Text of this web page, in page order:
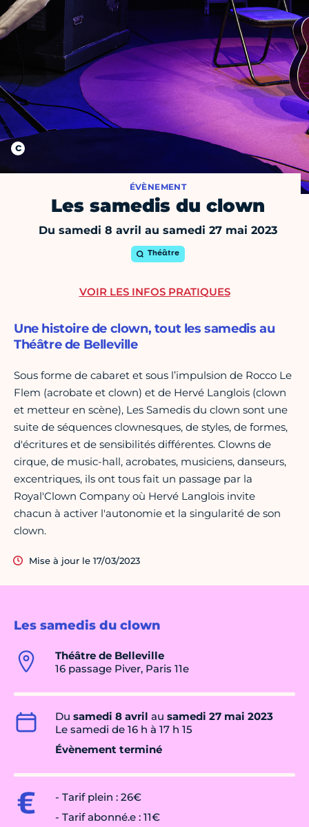
ÉVÈNEMENT
Les samedis du clown
Du samedi 8 avril au samedi 27 mai 2023
Théâtre
Les samedis du clown
Théâtre de Belleville
16 passage Piver, Paris 11e
Du samedi 8 avril au samedi 27 mai 2023
Le samedi de 16 h à 17 h 15
Évènement terminé
- Tarif plein : 26€
- Tarif abonné.e : 11€
Une histoire de clown, tout les samedis au
Théâtre de Belleville
Sous forme de cabaret et sous l’impulsion de Rocco Le
Flem (acrobate et clown) et de Hervé Langlois (clown
et metteur en scène), Les Samedis du clown sont une
suite de séquences clownesques, de styles, de formes,
d'écritures et de sensibilités différentes. Clowns de
cirque, de music-hall, acrobates, musiciens, danseurs,
excentriques, ils ont tous fait un passage par la
Royal'Clown Company où Hervé Langlois invite
chacun à activer l'autonomie et la singularité de son
clown.
Mise à jour le 17/03/2023
VOIR LES INFOS PRATIQUES